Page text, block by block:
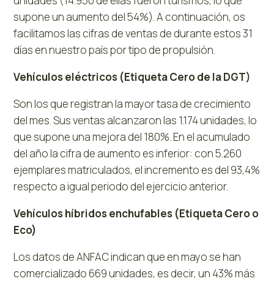
supone un aumento del 54%). A continuación, os
facilitamos las cifras de ventas de durante estos 31
días en nuestro país por tipo de propulsión.
Vehículos eléctricos (Etiqueta Cero de la DGT)
Son los que registran la mayor tasa de crecimiento
del mes. Sus ventas alcanzaron las 1.174 unidades, lo
que supone una mejora del 180%. En el acumulado
del año la cifra de aumento es inferior: con 5.260
ejemplares matriculados, el incremento es del 93,4%
respecto a igual periodo del ejercicio anterior.
Vehículos híbridos enchufables (Etiqueta Cero o
Eco)
Los datos de ANFAC indican que en mayo se han
comercializado 669 unidades, es decir, un 43% más